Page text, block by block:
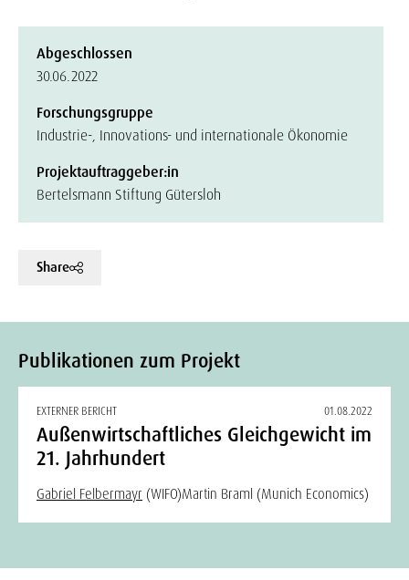
Abgeschlossen
30.06.2022
Forschungsgruppe
Industrie-, Innovations- und internationale Ökonomie
Projektauftraggeber:in
Bertelsmann Stiftung Gütersloh
Share
Publikationen zum Projekt
EXTERNER BERICHT 01.08.2022
Außenwirtschaftliches Gleichgewicht im
21. Jahrhundert
Gabriel Felbermayr (WIFO)Martin Braml (Munich Economics)